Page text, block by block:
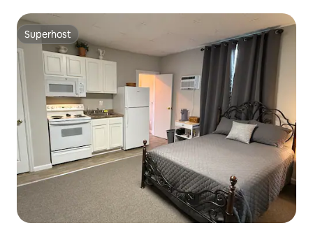
Superhost
Superhost